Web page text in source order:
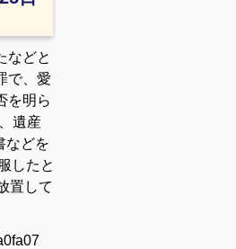
などと
で、愛
を明ら
遺産
などを
したと
置して